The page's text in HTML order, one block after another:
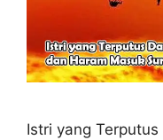
Istri yang